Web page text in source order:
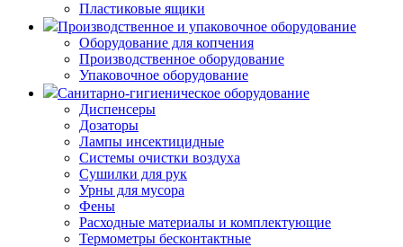
Пластиковые ящики
Производственное и упаковочное оборудование
Оборудование для копчения
Производственное оборудование
Упаковочное оборудование
Санитарно-гигиеническое оборудование
Диспенсеры
Дозаторы
Лампы инсектицидные
Системы очистки воздуха
Сушилки для рук
Урны для мусора
Фены
Расходные материалы и комплектующие
Термометры бесконтактные